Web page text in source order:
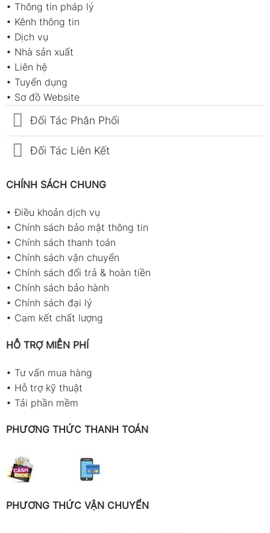
• Thông tin pháp lý
• Kênh thông tin
• Dịch vụ
• Nhà sản xuất
• Liên hệ
• Tuyển dụng
• Sơ đồ Website
Đối Tác Phân Phối
Đối Tác Liên Kết
CHÍNH SÁCH CHUNG
•Điều khoản dịch vụ
• Chính sách bảo mật thông tin
• Chính sách thanh toán
• Chính sách vận chuyển
• Chính sách đổi trả & hoàn tiền
• Chính sách bảo hành
• Chính sách đại lý
• Cam kết chất lượng
HỖ TRỢ MIỄN PHÍ
• Tư vấn mua hàng
• Hỗ trợ kỹ thuật
• Tải phần mềm
PHƯƠNG THỨC THANH TOÁN
PHƯƠNG THỨC VẬN CHUYỂN